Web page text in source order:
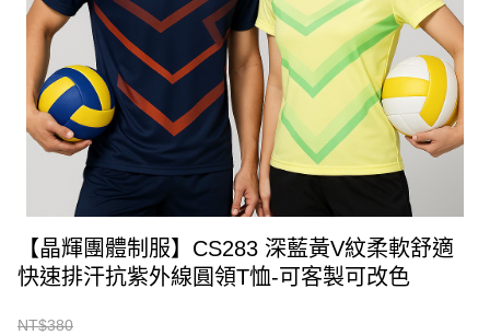
【晶輝團體制服】CS283 深藍黃V紋柔軟舒適
快速排汗抗紫外線圓領T恤-可客製可改色
NT$380